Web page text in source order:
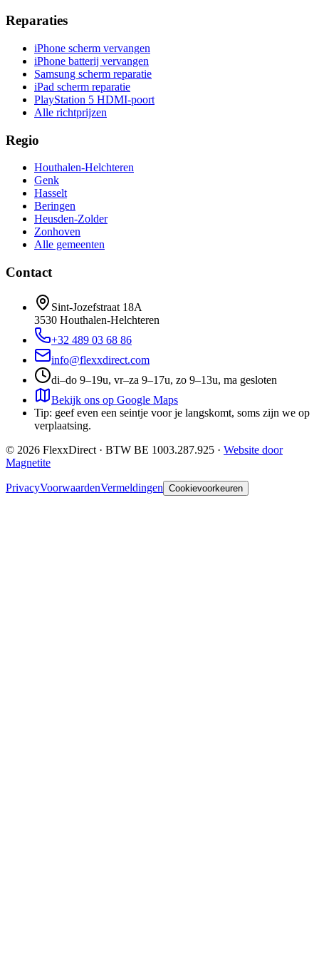
Reparaties
iPhone scherm vervangen
iPhone batterij vervangen
Samsung scherm reparatie
iPad scherm reparatie
PlayStation 5 HDMI-poort
Alle richtprijzen
Regio
Houthalen-Helchteren
Genk
Hasselt
Beringen
Heusden-Zolder
Zonhoven
Alle gemeenten
Contact
Sint-Jozefstraat 18A
3530 Houthalen-Helchteren
+32 489 03 68 86
info@flexxdirect.com
di–do 9–19u, vr–za 9–17u, zo 9–13u, ma gesloten
Bekijk ons op Google Maps
Tip: geef even een seintje voor je langskomt, soms zijn we op
verplaatsing.
© 2026 FlexxDirect · BTW BE 1003.287.925 · Website door
Magnetite
PrivacyVoorwaardenVermeldingen Cookievoorkeuren